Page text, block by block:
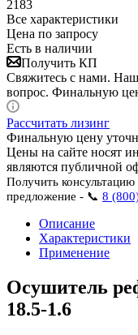
2183
Все характеристики
Цена по запросу
Есть в наличии
Получить КП
Свяжитесь с нами.
вопрос. Финальную
Рассчитать лизинг
Финальную цену
Цены на сайте носят
являются публичной
Получить
предложение - 📞 8
Описание
Характеристики
Применение
Осушитель
18.5-1.6